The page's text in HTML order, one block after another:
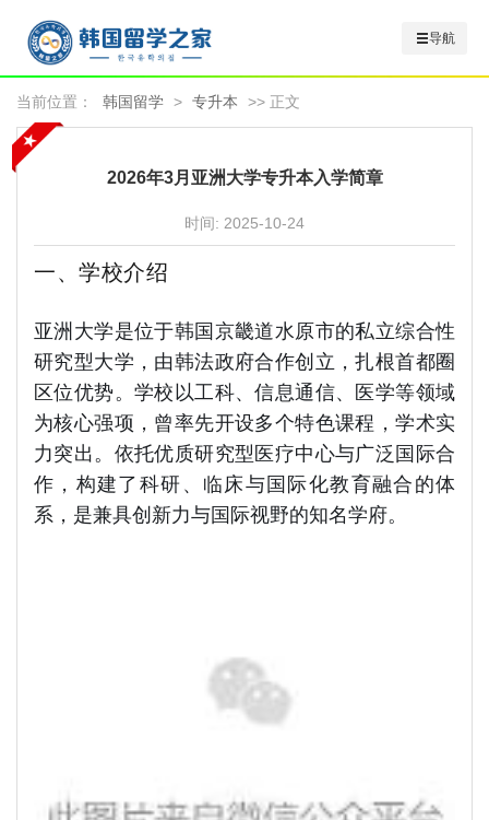
导航
当前位置： 韩国留学 > 专升本 >> 正文
2026年3月亚洲大学专升本入学简章
时间: 2025-10-24
一、学校介绍
亚洲大学是位于韩国京畿道水原市的私立综合性
研究型大学，由韩法政府合作创立，扎根首都圈
区位优势。学校以工科、信息通信、医学等领域
为核心强项，曾率先开设多个特色课程，学术实
力突出。依托优质研究型医疗中心与广泛国际合
作，构建了科研、临床与国际化教育融合的体
系，是兼具创新力与国际视野的知名学府。